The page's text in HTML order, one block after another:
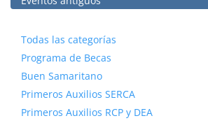
Todas las categorías
Programa de Becas
Buen Samaritano
Primeros Auxilios SERCA
Primeros Auxilios RCP y DEA